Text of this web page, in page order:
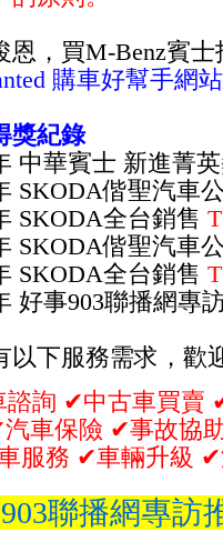
恩，買M-Benz賓
購車好幫手網
獎紀錄
中華賓士 新進菁
SKODA偕聖汽車
SKODA全台銷售
SKODA偕聖汽車
SKODA全台銷售
好事903聯播網專
以下服務需求，歡
詢 ✔︎中古車買賣
汽車保險 ✔︎事故協
服務 ✔︎車輛升級 ✔︎
聯播網專訪